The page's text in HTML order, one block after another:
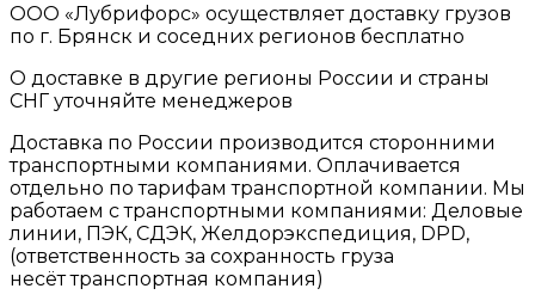
ООО «Лубрифорс» осуществляет доставку грузов
по г. Брянск и соседних регионов бесплатно
О доставке в другие регионы России и страны
СНГ уточняйте менеджеров
Доставка по России производится сторонними
транспортными компаниями. Оплачивается
отдельно по тарифам транспортной компании. Мы
работаем с транспортными компаниями: Деловые
линии, ПЭК, СДЭК, Желдорэкспедиция, DPD,
(ответственность за сохранность груза
несёт транспортная компания)